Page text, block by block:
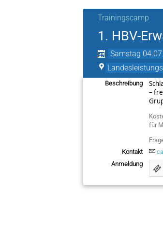
Trainingscamp
1. HBV-
Samstag
Beschreibung
–
für
Kontakt
Anmeldung